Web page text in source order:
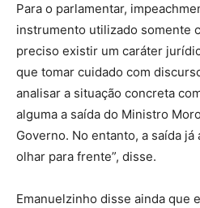
Para o parlamentar,
instrumento utilizado somente
preciso existir um caráter
que tomar cuidado com
analisar a situação concreta
alguma a saída do Ministro
Governo. No entanto, a saída
olhar para frente”, disse.
Emanuelzinho disse ainda que